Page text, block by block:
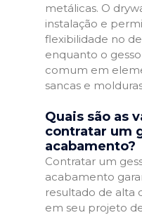
metálicas. O
instalação e
flexibilidade no
enquanto o
comum em
sancas e
Quais são as
contratar um
acabamento?
Contratar um
acabamento
resultado de alta
em seu projeto